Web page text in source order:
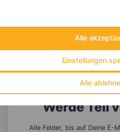
Alle
Einstellungen
Alle
10 %Gutschein
Rezept-
Werde Teil
Alle Felder, bis auf Deine E-